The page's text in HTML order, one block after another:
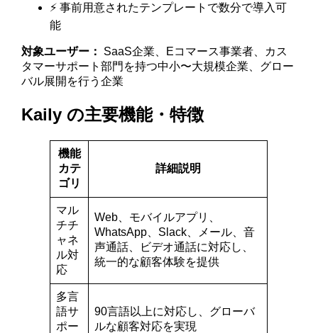
⚡ 事前用意されたテンプレートで数分で導入可
能
対象ユーザー：
SaaS企業、Eコマース事業者、カス
タマーサポート部門を持つ中小〜大規模企業、グロー
バル展開を行う企業
Kaily の主要機能・特徴
機能
カテ
ゴリ
詳細説明
マル
チチ
ャネ
ル対
応
Web、モバイルアプリ、
WhatsApp、Slack、メール、音
声通話、ビデオ通話に対応し、
統一的な顧客体験を提供
多言
語サ
ポー
90言語以上に対応し、グローバ
ルな顧客対応を実現